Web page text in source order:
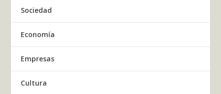
Sociedad
Economía
Empresas
Cultura